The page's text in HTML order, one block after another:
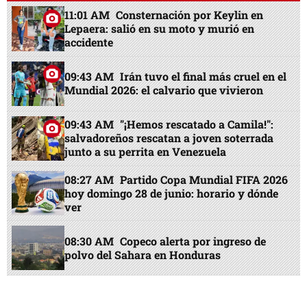
11:01 AM Consternación por Keylin en
Lepaera: salió en su moto y murió en
accidente
09:43 AM Irán tuvo el final más cruel en el
Mundial 2026: el calvario que vivieron
09:43 AM "¡Hemos rescatado a Camila!":
salvadoreños rescatan a joven soterrada
junto a su perrita en Venezuela
08:27 AM Partido Copa Mundial FIFA 2026
hoy domingo 28 de junio: horario y dónde
ver
08:30 AM Copeco alerta por ingreso de
polvo del Sahara en Honduras